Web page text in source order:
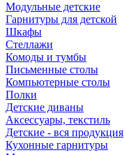
Модульные детские
Гарнитуры для детской
Шкафы
Стеллажи
Комоды и тумбы
Письменные столы
Компьютерные столы
Полки
Детские диваны
Аксессуары, текстиль
Детские - вся продукция
Кухонные гарнитуры